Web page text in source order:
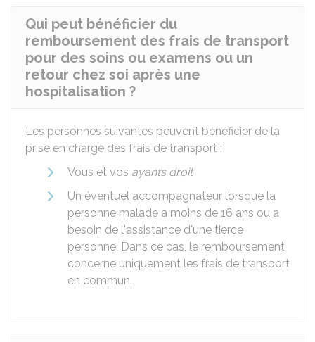
Qui peut bénéficier du
remboursement des frais de transport
pour des soins ou examens ou un
retour chez soi après une
hospitalisation ?
Les personnes suivantes peuvent bénéficier de la
prise en charge des frais de transport :
Vous et vos ayants droit
Un éventuel accompagnateur lorsque la
personne malade a moins de 16 ans ou a
besoin de l'assistance d'une tierce
personne. Dans ce cas, le remboursement
concerne uniquement les frais de transport
en commun.